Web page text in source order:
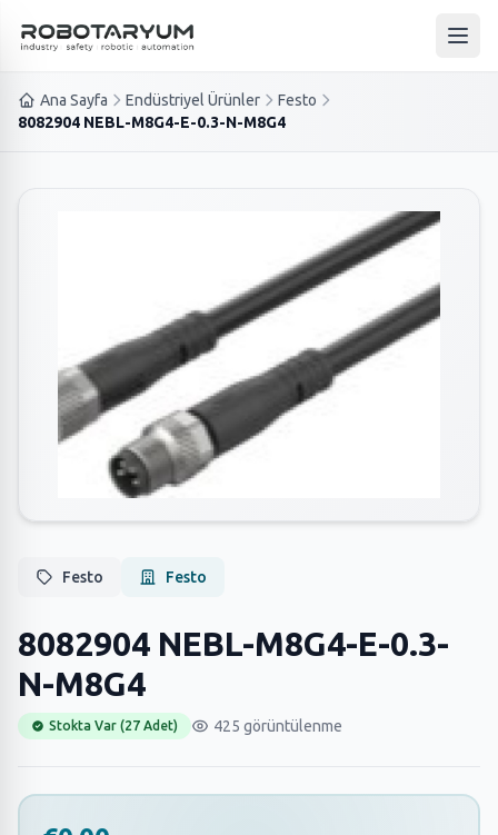
Ana içeriğe geç
Ana
Ana Sayfa Endüstriyel Ürünler
Festo
8082904 NEBL-M8G4-E-0.3-N-M8G4
Festo Festo
8082904 NEBL-M8G4-E-0.3-
N-M8G4
Stokta Var (27 Adet) 425 görüntülenme